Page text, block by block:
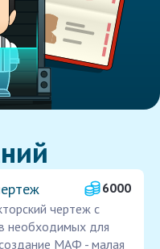
6000
чертеж с
необходимых для
МАФ - малая